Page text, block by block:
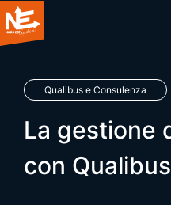
Home
Chi siamo
Cosa facciamo
Qualibus e Consulenza
La gestione
con Qualibus